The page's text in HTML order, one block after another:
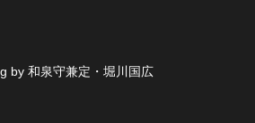
by 和泉守兼定・堀川国広